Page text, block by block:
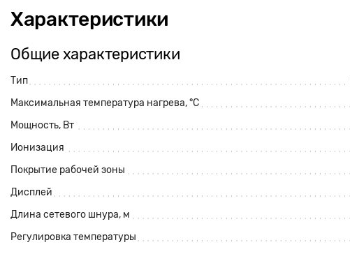
Характеристики
Общие характеристики
Тип
Максимальная температура нагрева, °С
Мощность, Вт
Ионизация
Покрытие рабочей зоны
Дисплей
Длина сетевого шнура, м
Регулировка температуры